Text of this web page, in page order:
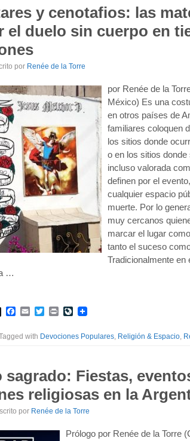
y cenotafios: las
el duelo sin cuerpo en
por Renée de la Torre
por Renée de la
México) Es una
en otros países de
familiares coloquen
los sitios donde
o en los sitios
incluso valorada
definen por el
cualquier espacio
muerte. Por lo
muy cercanos
marcar el lugar
tanto el suceso
Tradicionalmente
…
Facebook
EmailTwitterPrintLiveJournal
with Devociones Populares, Religión & Espacio,
sagrado: Fiestas,
religiosas en la
por Renée de la Torre
Prólogo por Renée de la Torre